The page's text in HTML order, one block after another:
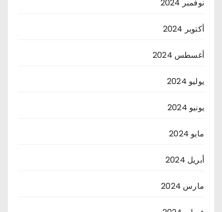
نوفمبر 2024
أكتوبر 2024
أغسطس 2024
يوليو 2024
يونيو 2024
مايو 2024
أبريل 2024
مارس 2024